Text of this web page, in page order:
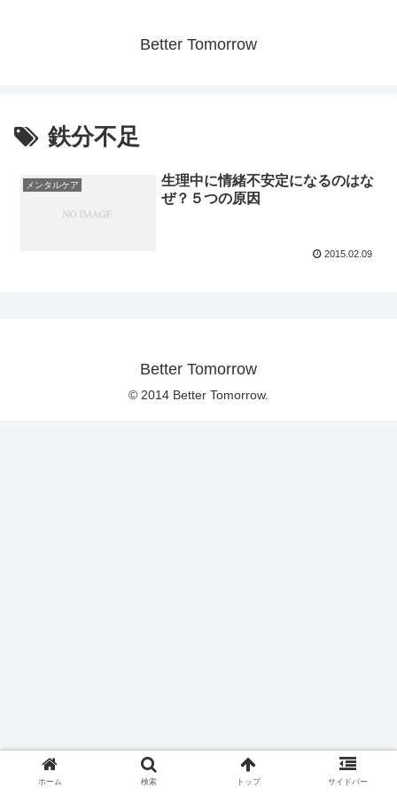
Better Tomorrow
鉄分不足
メンタルケア
生理中に情緒不安定になるのはな
ぜ？５つの原因
2015.02.09
Better Tomorrow
© 2014 Better Tomorrow.
ホーム 検索 トップ サイドバー